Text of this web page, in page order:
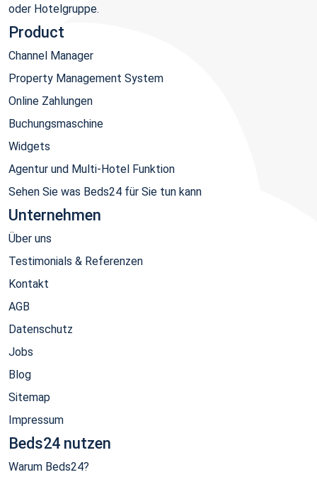
oder Hotelgruppe.
Product
Channel Manager
Property Management System
Online Zahlungen
Buchungsmaschine
Widgets
Agentur und Multi-Hotel Funktion
Sehen Sie was Beds24 für Sie tun kann
Unternehmen
Über uns
Testimonials & Referenzen
Kontakt
AGB
Datenschutz
Jobs
Blog
Sitemap
Impressum
Beds24 nutzen
Warum Beds24?